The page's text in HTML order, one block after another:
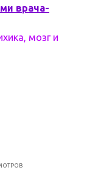
врача-
мозг и